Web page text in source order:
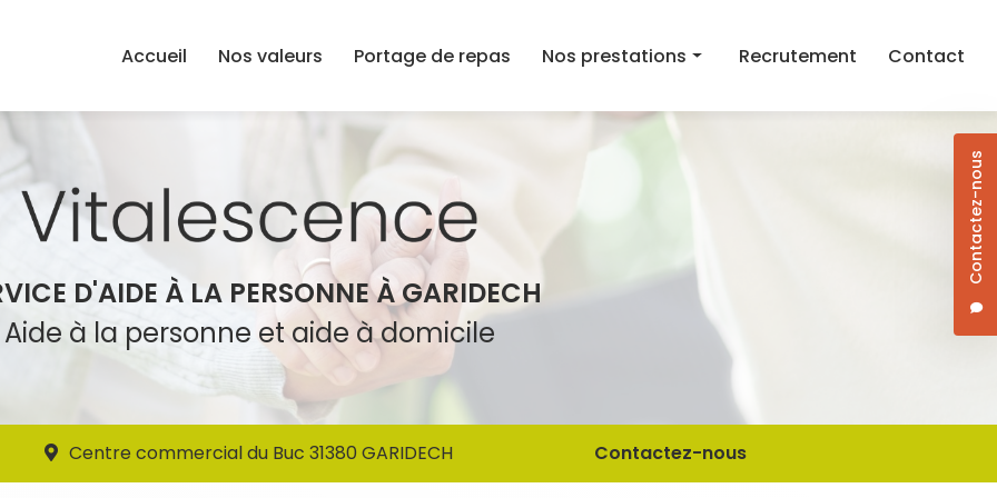
Contactez-nous
Accueil
Nos valeurs Portage de repas Nos prestations
Aide au maintien à domicile
Aide à la mobilité
Jardinage/Bricolage
Recrutement Contact
D'AIDE À LA PERSONNE À GARIDECH
Aide à la personne et aide à domicile
Centre commercial du Buc 31380 GARIDECH Contactez-nous